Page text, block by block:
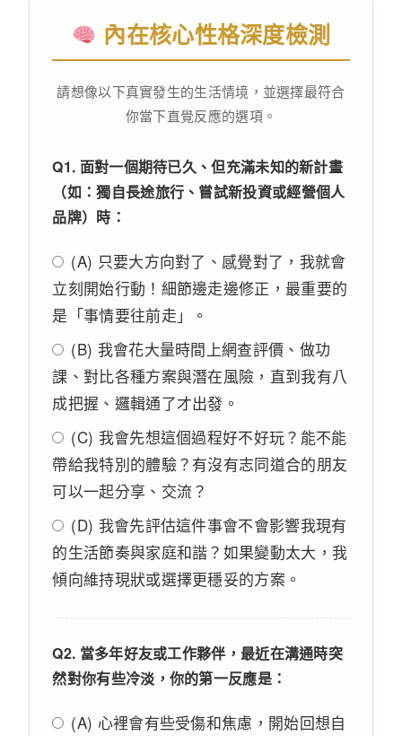
內在核心性格深度檢測
請想像以下真實發生的生活情境，並選擇最符合
你當下直覺反應的選項。
Q1. 面對一個期待已久、但充滿未知的新計畫
（如：獨自長途旅行、嘗試新投資或經營個人
品牌）時：
(A) 只要大方向對了、感覺對了，我就會
立刻開始行動！細節邊走邊修正，最重要的
是「事情要往前走」。
(B) 我會花大量時間上網查評價、做功
課、對比各種方案與潛在風險，直到我有八
成把握、邏輯通了才出發。
(C) 我會先想這個過程好不好玩？能不能
帶給我特別的體驗？有沒有志同道合的朋友
可以一起分享、交流？
(D) 我會先評估這件事會不會影響我現有
的生活節奏與家庭和諧？如果變動太大，我
傾向維持現狀或選擇更穩妥的方案。
Q2. 當多年好友或工作夥伴，最近在溝通時突
然對你有些冷淡，你的第一反應是：
(A) 心裡會有些受傷和焦慮，開始回想自